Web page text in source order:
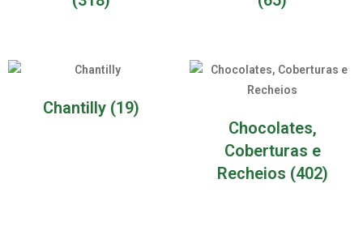
Chantilly (19)
Chocolates,
Coberturas e
Recheios (402)